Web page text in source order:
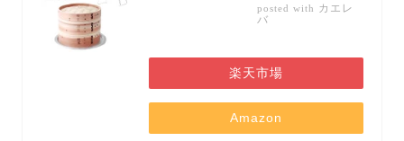
posted with カエレ
バ
楽天市場
Amazon